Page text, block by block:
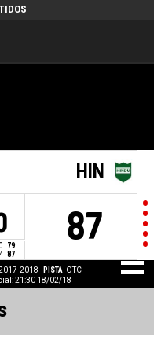
79
87
HIN
87
2018 PISTA OTC
21:30 18/02/18